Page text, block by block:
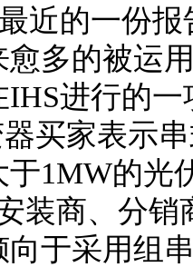
的一份报
愈多的被运
进行的
买家表示
于1MW的光
装商、分销
向于采用组